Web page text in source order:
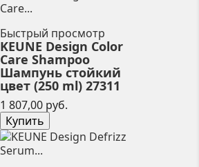
Быстрый просмотр
KEUNE Design Color
Care Shampoo
Шампунь стойкий
цвет (250 ml) 27311
1 807,00 руб.Цена
Купить